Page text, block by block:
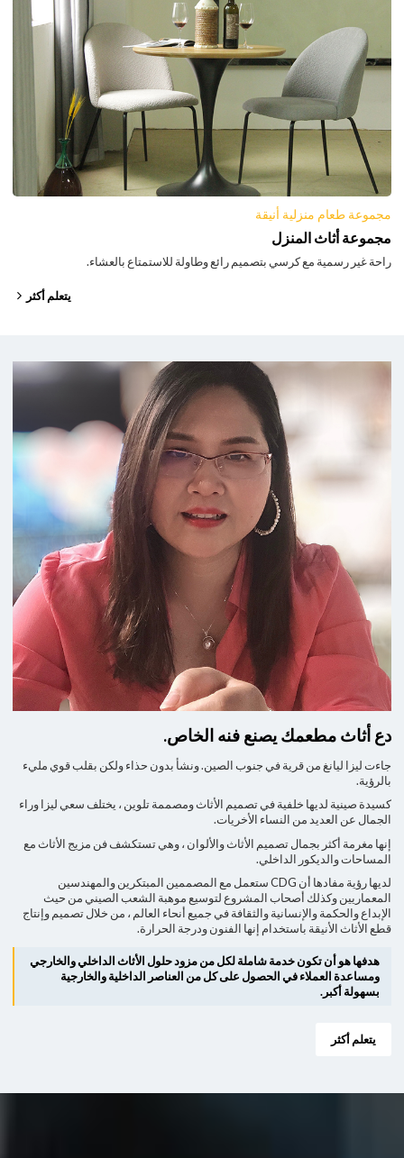
مجموعة طعام منزلية أنيقة
مجموعة أثاث المنزل
راحة غير رسمية مع كرسي بتصميم رائع وطاولة للاستمتاع بالعشاء.
يتعلم أكثر
دع أثاث مطعمك يصنع فنه الخاص.
جاءت ليزا ليانغ من قرية في جنوب الصين. ونشأ بدون حذاء ولكن بقلب قوي مليء
بالرؤية.
كسيدة صينية لديها خلفية في تصميم الأثاث ومصممة تلوين ، يختلف سعي ليزا وراء
الجمال عن العديد من النساء الأخريات.
إنها مغرمة أكثر بجمال تصميم الأثاث والألوان ، وهي تستكشف فن مزيج الأثاث مع
المساحات والديكور الداخلي.
لديها رؤية مفادها أن CDG ستعمل مع المصممين المبتكرين والمهندسين
المعماريين وكذلك أصحاب المشروع لتوسيع موهبة الشعب الصيني من حيث
الإبداع والحكمة والإنسانية والثقافة في جميع أنحاء العالم ، من خلال تصميم وإنتاج
قطع الأثاث الأنيقة باستخدام إنها الفنون ودرجة الحرارة.
هدفها هو أن تكون خدمة شاملة لكل من مزود حلول الأثاث الداخلي والخارجي
ومساعدة العملاء في الحصول على كل من العناصر الداخلية والخارجية
بسهولة أكبر.
يتعلم أكثر